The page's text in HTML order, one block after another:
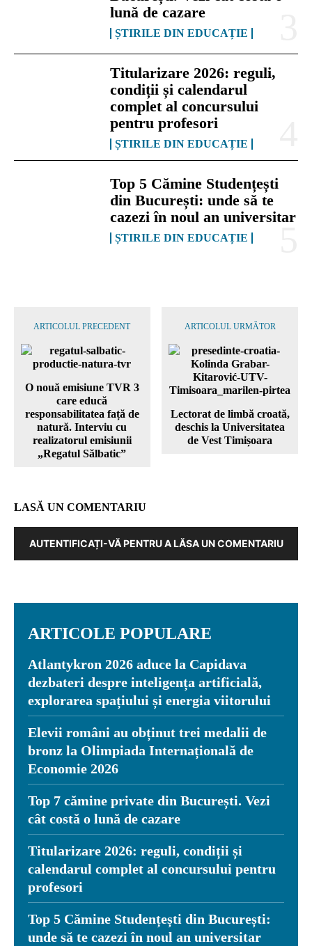
lună de cazare
ȘTIRILE DIN EDUCAȚIE
Titularizare 2026: reguli,
condiții și calendarul
complet al concursului
pentru profesori
ȘTIRILE DIN EDUCAȚIE
Top 5 Cămine Studențești
din București: unde să te
cazezi în noul an universitar
ȘTIRILE DIN EDUCAȚIE
ARTICOLUL PRECEDENT
O nouă emisiune TVR 3
care educă
responsabilitatea față de
natură. Interviu cu
realizatorul emisiunii
„Regatul Sălbatic”
ARTICOLUL URMĂTOR
Lectorat de limbă croată,
deschis la Universitatea
de Vest Timișoara
LASĂ UN COMENTARIU
AUTENTIFICAȚI-VĂ PENTRU A LĂSA UN COMENTARIU
ARTICOLE POPULARE
Atlantykron 2026 aduce la Capidava
dezbateri despre inteligența artificială,
explorarea spațiului și energia viitorului
Elevii români au obținut trei medalii de
bronz la Olimpiada Internațională de
Economie 2026
Top 7 cămine private din București. Vezi
cât costă o lună de cazare
Titularizare 2026: reguli, condiții și
calendarul complet al concursului pentru
profesori
Top 5 Cămine Studențești din București:
unde să te cazezi în noul an universitar